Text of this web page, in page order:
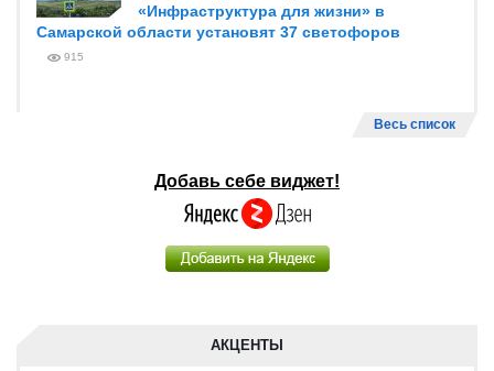
«Инфраструктура для жизни» в
Самарской области установят 37 светофоров
915
Весь список
Добавь себе виджет!
АКЦЕНТЫ